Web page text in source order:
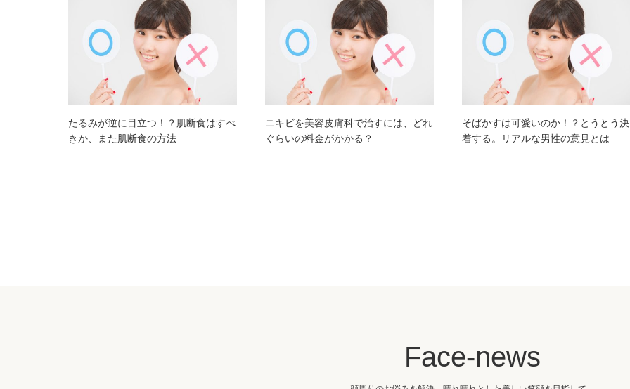
たるみが逆に目立つ！？肌断食はすべ
きか、また肌断食の方法
ニキビを美容皮膚科で治すには、どれ
ぐらいの料金がかかる？
そばかすは可愛いのか！？とうとう決
着する。リアルな男性の意見とは
Face-news